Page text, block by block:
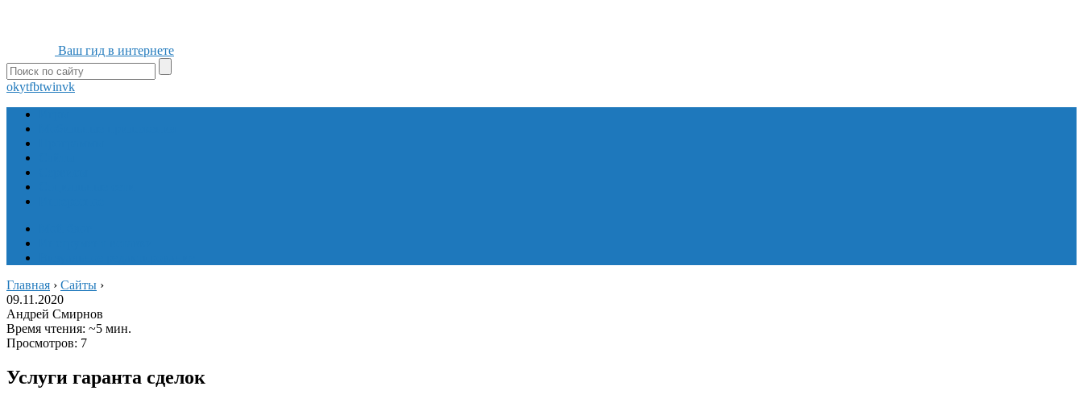
Ваш гид в интернете
okytfbtwinvk
Главная › Сайты ›
09.11.2020
Андрей Смирнов
Время чтения: ~5 мин.
Просмотров: 7
Услуги гаранта сделок